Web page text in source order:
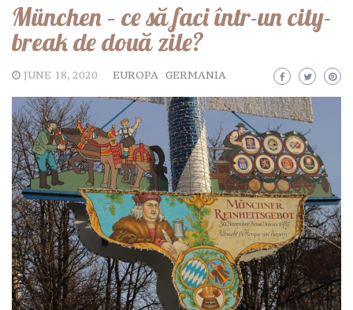
München – ce să faci într-un city-
break de două zile?
JUNE 18, 2020 EUROPA GERMANIA